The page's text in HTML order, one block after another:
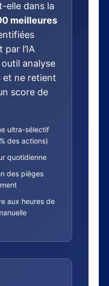
elle dans la
meilleures
l’IA
analyse
et ne retient
score de
ultra-sélectif
des actions)
quotidienne
des pièges
aux heures de